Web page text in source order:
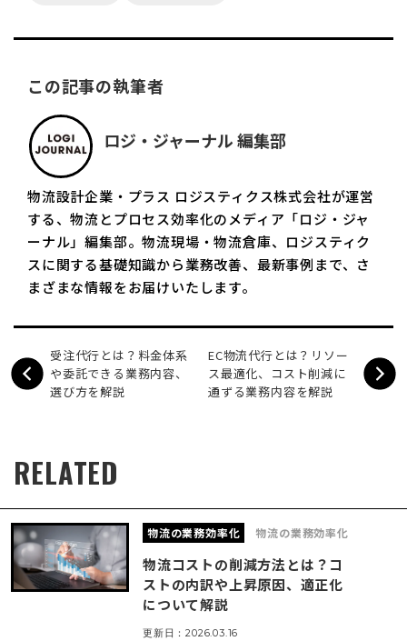
この記事の執筆者
ロジ・ジャーナル 編集部
物流設計企業・プラス ロジスティクス株式会社が運営
する、物流とプロセス効率化のメディア「ロジ・ジャ
ーナル」編集部。物流現場・物流倉庫、ロジスティク
スに関する基礎知識から業務改善、最新事例まで、さ
まざまな情報をお届けいたします。
受注代行とは？料金体系
や委託できる業務内容、
選び方を解説
EC物流代行とは？リソー
ス最適化、コスト削減に
通ずる業務内容を解説
RELATED
物流の業務効率化 物流の業務効率化
物流コストの削減方法とは？コ
ストの内訳や上昇原因、適正化
について解説
更新日：2026.03.16